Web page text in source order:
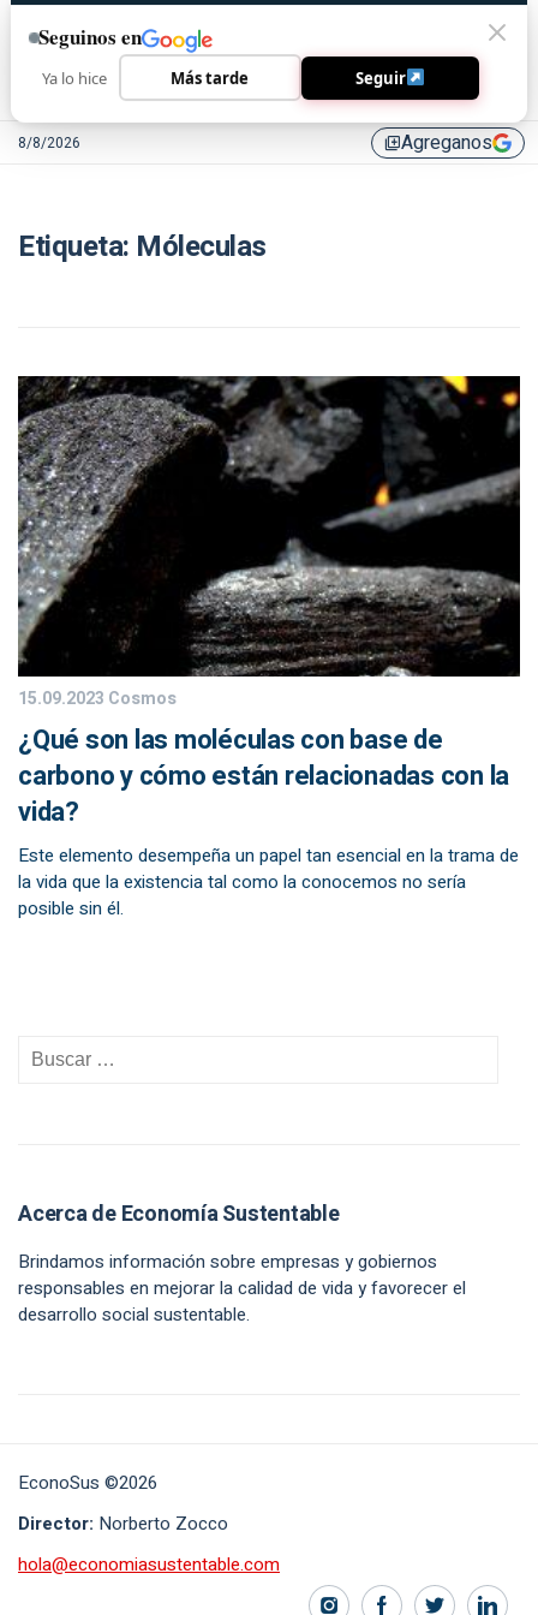
8/8/2026 library_addAgreganos
Etiqueta: Móleculas
15.09.2023 Cosmos
¿Qué son las moléculas con base de
carbono y cómo están relacionadas con la
vida?
Este elemento desempeña un papel tan esencial en la trama de
la vida que la existencia tal como la conocemos no sería
posible sin él.
Acerca de Economía Sustentable
Brindamos información sobre empresas y gobiernos
responsables en mejorar la calidad de vida y favorecer el
desarrollo social sustentable.
EconoSus ©2026
Director: Norberto Zocco
hola@economiasustentable.com
Seguinos en
Ya lo hice Más tarde Seguir